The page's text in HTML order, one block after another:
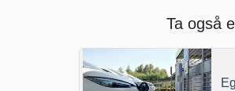
Ta også